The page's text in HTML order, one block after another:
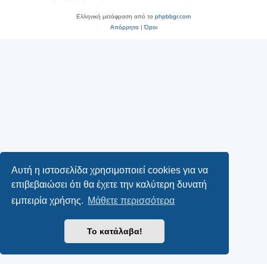
Αυτή η ιστοσελίδα χρησιμοποιεί cookies για να
επιβεβαιώσει ότι θα έχετε την καλύτερη δυνατή
εμπειρία χρήσης. Μάθετε περισσότερα
Το κατάλαβα!
Ελληνική μετάφραση από το phpbbgr.com
Απόρρητο|Όροι